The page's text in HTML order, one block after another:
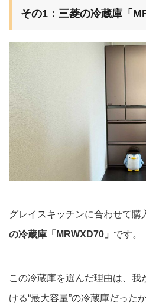
その1：三菱の冷蔵庫「
グレイスキッチンに合わせて購
の冷蔵庫「MRWXD70」 です。
この冷蔵庫を選んだ理由は、我
ける“最大容量”の冷蔵庫だった